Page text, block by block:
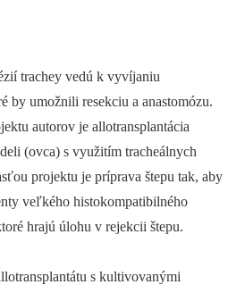
trachey vedú k vyvíjaniu
by umožnili resekciu a anastomózu.
autorov je allotransplantácia
(ovca) s využitím tracheálnych
projektu je príprava štepu tak, aby
veľkého histokompatibilného
hrajú úlohu v rejekcii štepu.
s kultivovanými